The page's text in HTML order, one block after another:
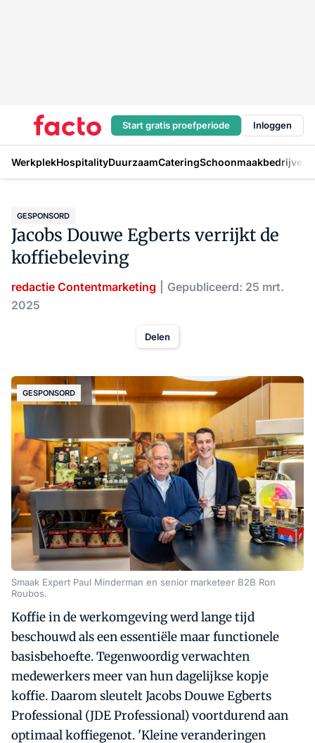
Start gratis proefperiode Inloggen
WerkplekHospitalityDuurzaamCateringSchoonmaakbedrijven
GESPONSORD
Jacobs Douwe Egberts verrijkt de
koffiebeleving
redactie Contentmarketing
Gepubliceerd: 25 mrt.
2025
Delen
GESPONSORD
Smaak Expert Paul Minderman en senior marketeer B2B Ron
Roubos.
Koffie in de werkomgeving werd lange tijd
beschouwd als een essentiële maar functionele
basisbehoefte. Tegenwoordig verwachten
medewerkers meer van hun dagelijkse kopje
koffie. Daarom sleutelt Jacobs Douwe Egberts
Professional (JDE Professional) voortdurend aan
optimaal koffiegenot. 'Kleine veranderingen